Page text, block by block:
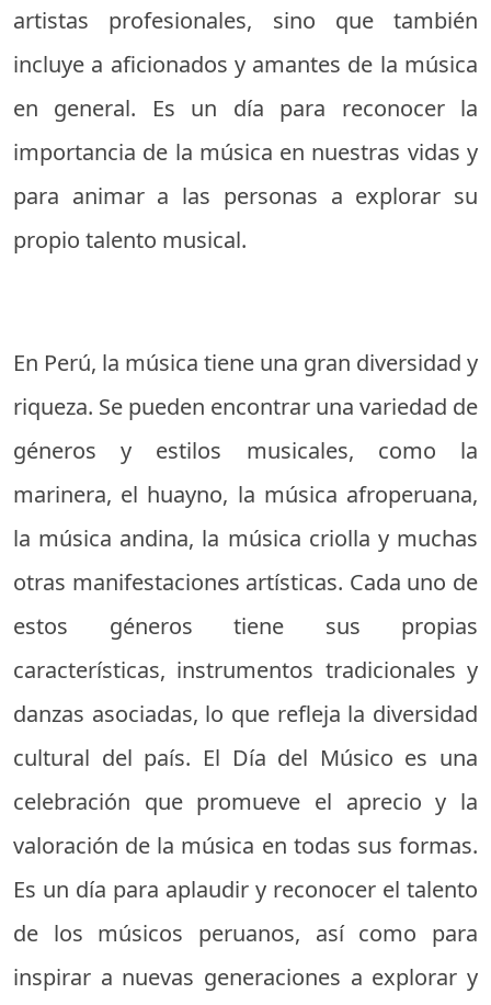
artistas profesionales, sino que también
incluye a aficionados y amantes de la música
en general. Es un día para reconocer la
importancia de la música en nuestras vidas y
para animar a las personas a explorar su
propio talento musical.
En Perú, la música tiene una gran diversidad y
riqueza. Se pueden encontrar una variedad de
géneros y estilos musicales, como la
marinera, el huayno, la música afroperuana,
la música andina, la música criolla y muchas
otras manifestaciones artísticas. Cada uno de
estos géneros tiene sus propias
características, instrumentos tradicionales y
danzas asociadas, lo que refleja la diversidad
cultural del país. El Día del Músico es una
celebración que promueve el aprecio y la
valoración de la música en todas sus formas.
Es un día para aplaudir y reconocer el talento
de los músicos peruanos, así como para
inspirar a nuevas generaciones a explorar y